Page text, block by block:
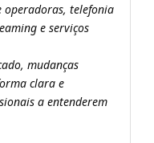
operadoras, telefonia
e serviços
mudanças
clara e
a entenderem